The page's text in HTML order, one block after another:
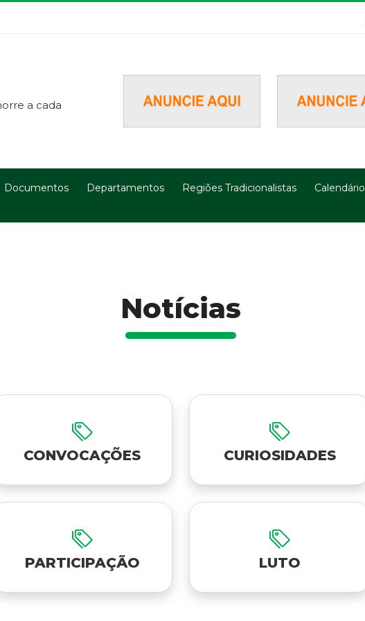
a cada
Documentos Departamentos Regiões Tradicionalistas Calendário
Notícias
CONVOCAÇÕES CURIOSIDADES
PARTICIPAÇÃO LUTO